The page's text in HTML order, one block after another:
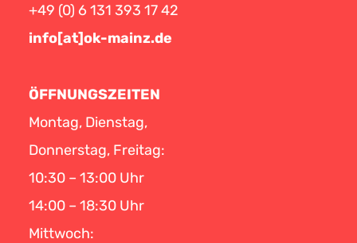
+49 (0) 6 131 393 17 42
info[at]ok-mainz.de
ÖFFNUNGSZEITEN
Montag, Dienstag,
Donnerstag, Freitag:
10:30 – 13:00 Uhr
14:00 – 18:30 Uhr
Mittwoch: